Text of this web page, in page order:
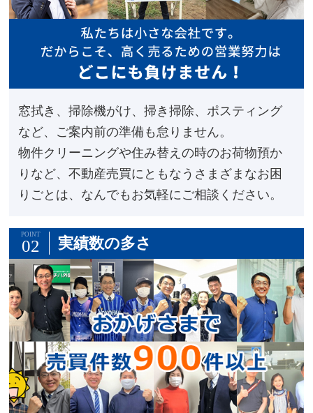
窓拭き、掃除機がけ、掃き掃除、ポスティング
など、ご案内前の準備も怠りません。
物件クリーニングや住み替えの時のお荷物預か
りなど、不動産売買にともなうさまざまなお困
りごとは、なんでもお気軽にご相談ください。
POINT
02 実績数の多さ